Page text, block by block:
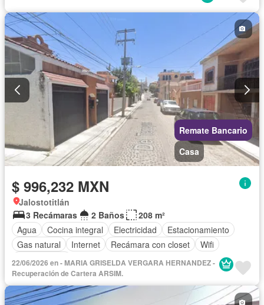
Remate Bancario
Casa
$ 996,232 MXN
Jalostotitlán
3 Recámaras
2 Baños
208 m²
Agua
Cocina integral Electricidad
Estacionamiento
Gas natural
Internet Recámara con closet
Wifi
Sin amueblar
22/06/2026 en - MARIA GRISELDA VERGARA HERNANDEZ -
Recuperación de Cartera ARSIM.